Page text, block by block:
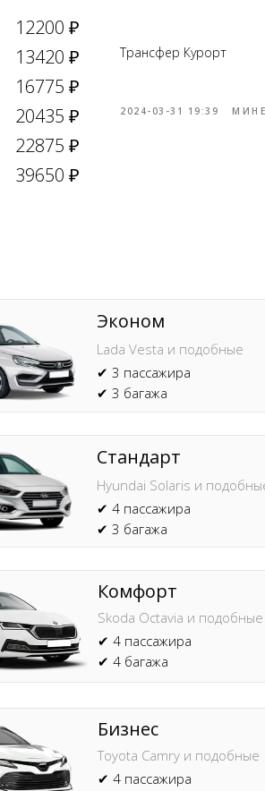
12200 ₽
13420 ₽
16775 ₽
20435 ₽
22875 ₽
39650 ₽
Трансфер Курорт
2024-03-31 19:39
Стандарт
Hyundai Solaris и
✔ 4 пассажира
✔ 3 багажа
Бизнес
Toyota Camry и подобные
✔ 4 пассажира
Эконом
Lada Vesta и подобные
✔ 3 пассажира
✔ 3 багажа
Комфорт
Skoda Octavia и подобные
✔ 4 пассажира
✔ 4 багажа